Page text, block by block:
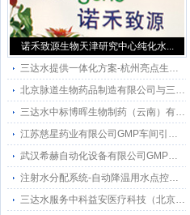
诺禾致源生物天津研究中心纯化水...
三达水提供一体化方案-杭州亮点生物技术有限公司500L双级纯化水系统方案
北京脉道生物药品制造有限公司与三达水（北京）科技有限公司成功签约500L纯化水系统及SKI-4.5v感应水龙头项目
三达水中标博晖生物制药（云南）有限公司纯化水系统维保服务项目‌-‌强强联合，共筑生物医药纯化水安全屏障
江苏慈星药业有限公司GMP车间引入三达水SINNAR纯化水感应水龙头，提升生产合规性
武汉希赫自动化设备有限公司GMP工程上再采用三达水SINNAR纯化水感应水龙头
注射水分配系统-自动降温用水点控制系统设计实施方案
三达水服务中科益安医疗科技（北京）股份有限公司纯化水分配系统管路清洗消毒工作